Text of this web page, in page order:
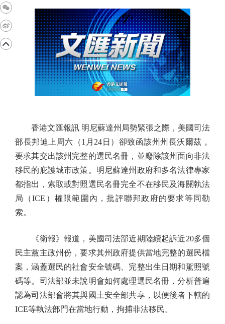
香港文匯報訊 明尼蘇達州局勢緊張之際，美國司法
部長邦迪上周六（1月24日）卻致函該州州長沃爾茲，
要求其交出該州完整的選民名冊，並廢除該州面向非法
移民的庇護城市政策。明尼蘇達州政府和多名法律專家
都指出，索取或對照選民名冊完全不在移民及海關執法
局（ICE）權限範圍內，批評聯邦政府的要求等同勒
索。
《衛報》報道，美國司法部近期陸續起訴近20多個
民主黨主政州份，要求其州政府提供當地完整的選民檔
案，涵蓋選民的社會安全號碼、完整出生日期和駕照號
碼等。司法部並未說明會如何處理選民名冊，分析普遍
認為司法部會將其與國土安全部共享，以便後者下轄的
ICE等執法部門在當地行動，拘捕非法移民。